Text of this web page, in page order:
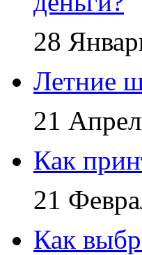
28
Летние
21
Как
21
Как